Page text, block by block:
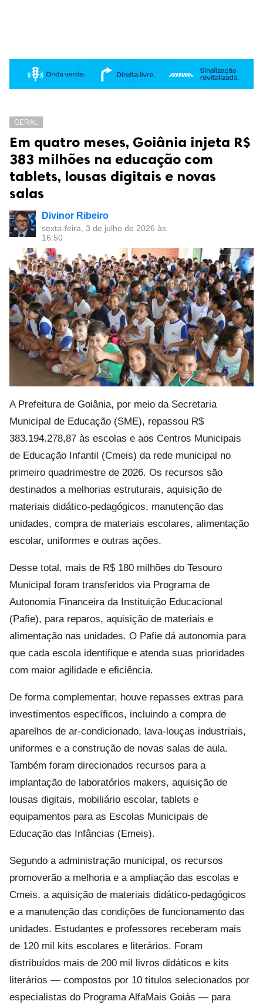
GERAL
Em quatro meses, Goiânia injeta R$
383 milhões na educação com
tablets, lousas digitais e novas
salas
Divinor Ribeiro
sexta-feira, 3 de julho de 2026 às
16:50
A Prefeitura de Goiânia, por meio da Secretaria
Municipal de Educação (SME), repassou R$
383.194.278,87 às escolas e aos Centros Municipais
de Educação Infantil (Cmeis) da rede municipal no
primeiro quadrimestre de 2026. Os recursos são
destinados a melhorias estruturais, aquisição de
materiais didático-pedagógicos, manutenção das
unidades, compra de materiais escolares, alimentação
escolar, uniformes e outras ações.
Desse total, mais de R$ 180 milhões do Tesouro
Municipal foram transferidos via Programa de
Autonomia Financeira da Instituição Educacional
(Pafie), para reparos, aquisição de materiais e
alimentação nas unidades. O Pafie dá autonomia para
que cada escola identifique e atenda suas prioridades
com maior agilidade e eficiência.
De forma complementar, houve repasses extras para
investimentos específicos, incluindo a compra de
aparelhos de ar-condicionado, lava-louças industriais,
uniformes e a construção de novas salas de aula.
Também foram direcionados recursos para a
implantação de laboratórios makers, aquisição de
lousas digitais, mobiliário escolar, tablets e
equipamentos para as Escolas Municipais de
Educação das Infâncias (Emeis).
Segundo a administração municipal, os recursos
promoverão a melhoria e a ampliação das escolas e
Cmeis, a aquisição de materiais didático-pedagógicos
e a manutenção das condições de funcionamento das
unidades. Estudantes e professores receberam mais
de 120 mil kits escolares e literários. Foram
distribuídos mais de 200 mil livros didáticos e kits
literários — compostos por 10 títulos selecionados por
especialistas do Programa AlfaMais Goiás — para